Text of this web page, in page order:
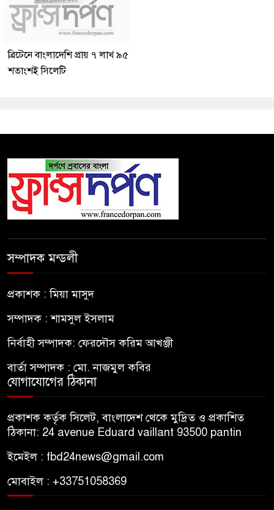
ব্রিটেনে বাংলাদেশি প্রায় ৭ লাখ ৯৫
শতাংশই সিলেটি
সম্পাদক মন্ডলী
প্রকাশক : মিয়া মাসুদ
সম্পাদক : শামসুল ইসলাম
নির্বাহী সম্পাদক: ফেরদৌস করিম আখঞ্জী
বার্তা সম্পাদক : মো. নাজমুল কবির
যোগাযোগের ঠিকানা
প্রকাশক কর্তৃক সিলেট, বাংলাদেশ থেকে মুদ্রিত ও প্রকাশিত
ঠিকানা: 24 avenue Eduard vaillant 93500 pantin
ইমেইল : fbd24news@gmail.com
মোবাইল : +33751058369